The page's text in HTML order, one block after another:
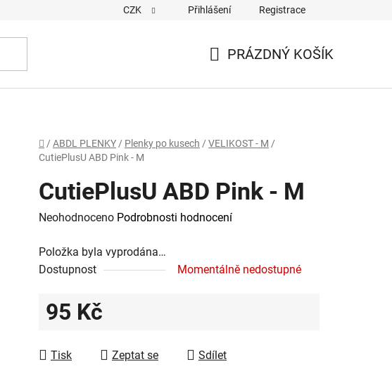
CZK Přihlášení Registrace
PRÁZDNÝ KOŠÍK
Domů
/ ABDL PLENKY / Plenky po kusech / VELIKOST - M /
CutiePlusU ABD Pink - M
CutiePlusU ABD Pink - M
Průměrné
produktu
je
hvězdiček.
Neohodnoceno Podrobnosti hodnocení
Položka byla vyprodána…
Dostupnost
Momentálně nedostupné
95 Kč
Tisk
Zeptat se Sdílet